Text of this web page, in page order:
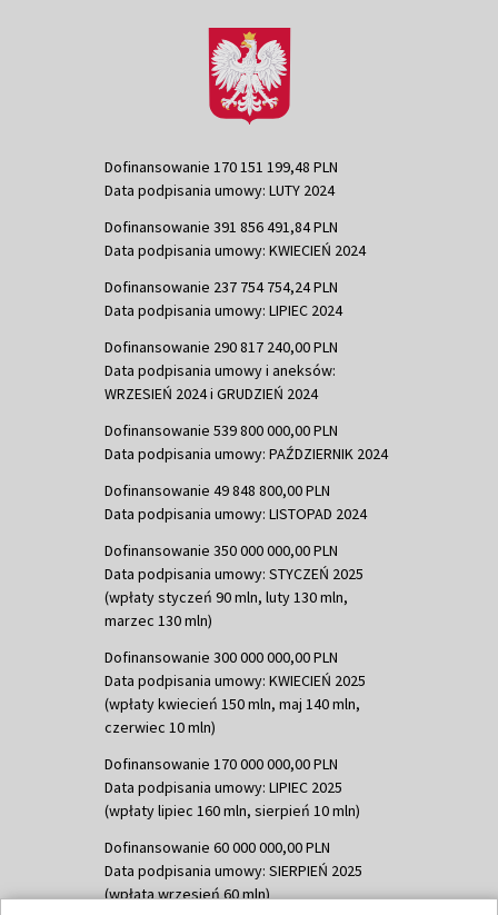
Dofinansowanie 170 151 199,48 PLN
Data podpisania umowy: LUTY 2024
Dofinansowanie 391 856 491,84 PLN
Data podpisania umowy: KWIECIEŃ 2024
Dofinansowanie 237 754 754,24 PLN
Data podpisania umowy: LIPIEC 2024
Dofinansowanie 290 817 240,00 PLN
Data podpisania umowy i aneksów:
WRZESIEŃ 2024 i GRUDZIEŃ 2024
Dofinansowanie 539 800 000,00 PLN
Data podpisania umowy: PAŹDZIERNIK 2024
Dofinansowanie 49 848 800,00 PLN
Data podpisania umowy: LISTOPAD 2024
Dofinansowanie 350 000 000,00 PLN
Data podpisania umowy: STYCZEŃ 2025
(wpłaty styczeń 90 mln, luty 130 mln,
marzec 130 mln)
Dofinansowanie 300 000 000,00 PLN
Data podpisania umowy: KWIECIEŃ 2025
(wpłaty kwiecień 150 mln, maj 140 mln,
czerwiec 10 mln)
Dofinansowanie 170 000 000,00 PLN
Data podpisania umowy: LIPIEC 2025
(wpłaty lipiec 160 mln, sierpień 10 mln)
Dofinansowanie 60 000 000,00 PLN
Data podpisania umowy: SIERPIEŃ 2025
(wpłata wrzesień 60 mln)